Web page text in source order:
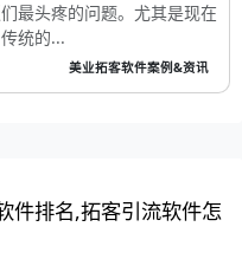
最头疼的问题。尤其是现在
统的...
美业拓客软件案例&资讯
件排名,拓客引流软件怎